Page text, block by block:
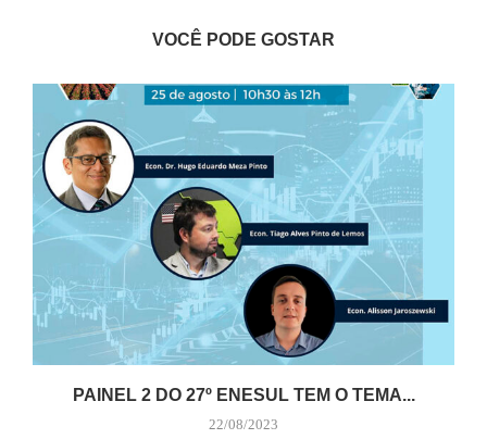
VOCÊ PODE GOSTAR
PAINEL 2 DO 27º ENESUL TEM O TEMA...
22/08/2023